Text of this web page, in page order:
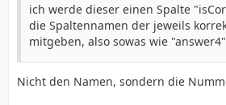
ich werde dieser einen Spalte
die Spaltennamen der jeweils
mitgeben, also sowas wie
Nicht den Namen, sondern die